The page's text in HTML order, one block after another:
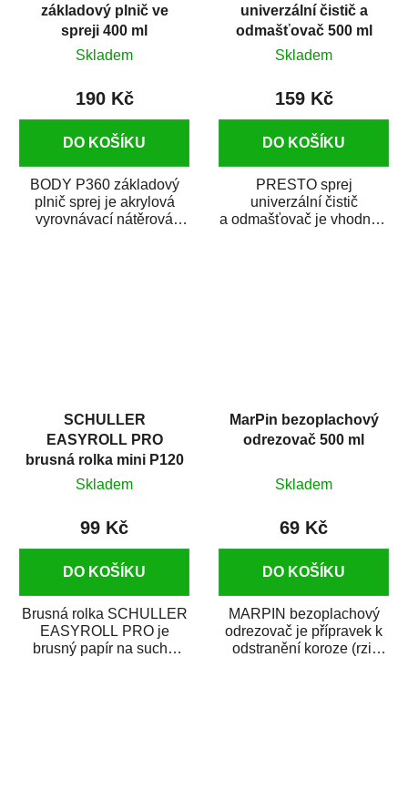
základový plnič ve
spreji 400 ml
Skladem
190 Kč
DO KOŠÍKU
BODY P360 základový
plnič sprej je akrylová
vyrovnávací nátěrová
univerzální čistič a
odmašťovač 500 ml
Skladem
159 Kč
DO KOŠÍKU
PRESTO sprej
univerzální čistič
a odmašťovač je vhodný k
SCHULLER
EASYROLL PRO
brusná rolka mini P120
Skladem
99 Kč
DO KOŠÍKU
Brusná rolka SCHULLER
EASYROLL PRO je
brusný papír na suché
MarPin bezoplachový
odrezovač 500 ml
Skladem
69 Kč
DO KOŠÍKU
MARPIN bezoplachový
odrezovač je přípravek k
odstranění koroze (rzi)